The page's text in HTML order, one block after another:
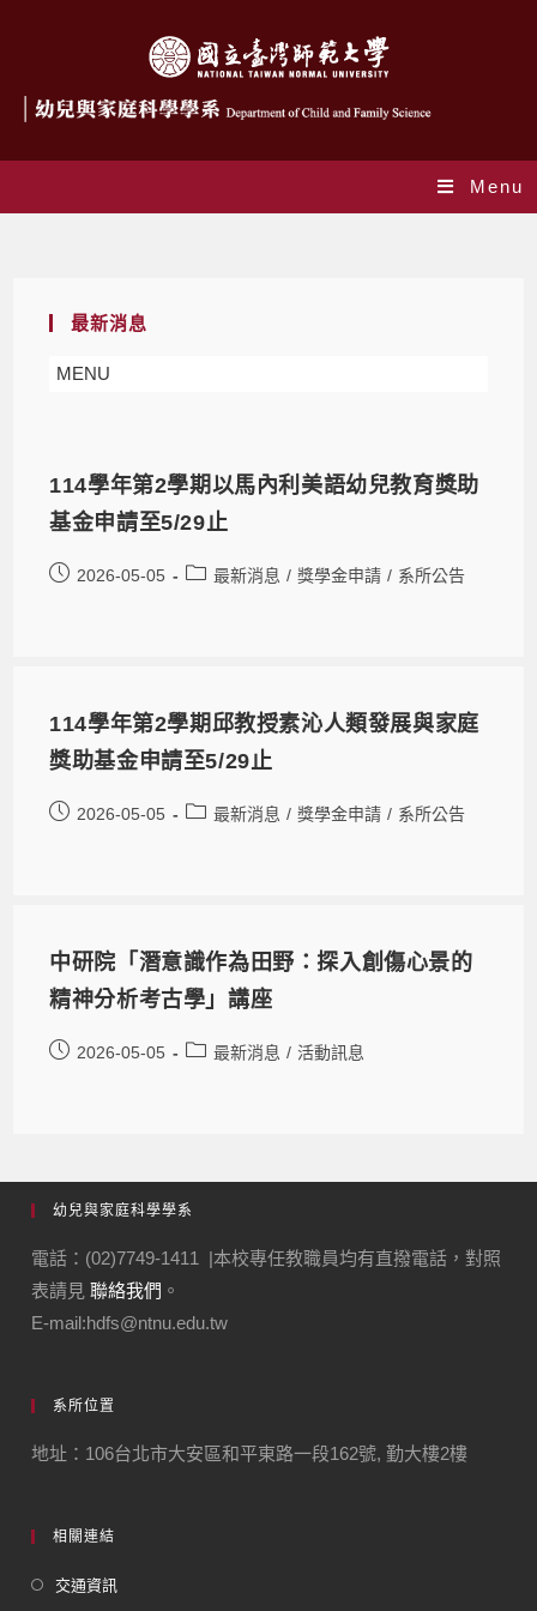
Menu
最新消息
MENU
114學年第2學期以馬內利美語幼兒教育獎助
基金申請至5/29止
2026-05-05 最新消息 / 獎學金申請 / 系所公告
114學年第2學期邱教授素沁人類發展與家庭
獎助基金申請至5/29止
2026-05-05 最新消息 / 獎學金申請 / 系所公告
中研院「潛意識作為田野：探入創傷心景的
精神分析考古學」講座
2026-05-05 最新消息 / 活動訊息
幼兒與家庭科學學系
電話：(02)7749-1411 |本校專任教職員均有直撥電話，對照
表請見聯絡我們 。
E-mail:hdfs@ntnu.edu.tw
系所位置
地址：106台北市大安區和平東路一段162號, 勤大樓2樓
相關連結
交通資訊